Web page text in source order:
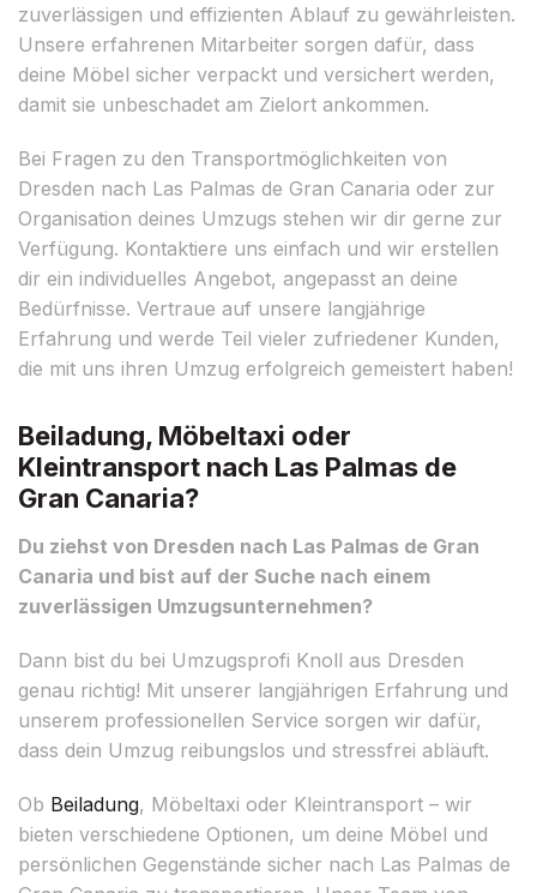
zuverlässigen und effizienten Ablauf zu gewährleisten.
Unsere erfahrenen Mitarbeiter sorgen dafür, dass
deine Möbel sicher verpackt und versichert werden,
damit sie unbeschadet am Zielort ankommen.
Bei Fragen zu den Transportmöglichkeiten von
Dresden nach Las Palmas de Gran Canaria oder zur
Organisation deines Umzugs stehen wir dir gerne zur
Verfügung. Kontaktiere uns einfach und wir erstellen
dir ein individuelles Angebot, angepasst an deine
Bedürfnisse. Vertraue auf unsere langjährige
Erfahrung und werde Teil vieler zufriedener Kunden,
die mit uns ihren Umzug erfolgreich gemeistert haben!
Beiladung, Möbeltaxi oder
Kleintransport nach Las Palmas de
Gran Canaria?
Du ziehst von Dresden nach Las Palmas de Gran
Canaria und bist auf der Suche nach einem
zuverlässigen Umzugsunternehmen?
Dann bist du bei Umzugsprofi Knoll aus Dresden
genau richtig! Mit unserer langjährigen Erfahrung und
unserem professionellen Service sorgen wir dafür,
dass dein Umzug reibungslos und stressfrei abläuft.
Ob Beiladung, Möbeltaxi oder Kleintransport – wir
bieten verschiedene Optionen, um deine Möbel und
persönlichen Gegenstände sicher nach Las Palmas de